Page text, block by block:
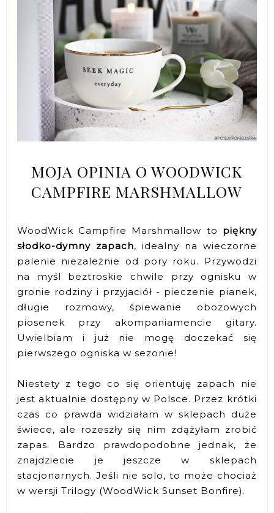
MOJA OPINIA O WOODWICK
CAMPFIRE MARSHMALLOW
WoodWick Campfire Marshmallow to piękny
słodko-dymny zapach, idealny na wieczorne
palenie niezależnie od pory roku. Przywodzi
na myśl beztroskie chwile przy ognisku w
gronie rodziny i przyjaciół - pieczenie pianek,
długie rozmowy, śpiewanie obozowych
piosenek przy akompaniamencie gitary.
Uwielbiam i już nie mogę doczekać się
pierwszego ogniska w sezonie!
Niestety z tego co się orientuję zapach nie
jest aktualnie dostępny w Polsce. Przez krótki
czas co prawda widziałam w sklepach duże
świece, ale rozeszły się nim zdążyłam zrobić
zapas. Bardzo prawdopodobne jednak, że
znajdziecie je jeszcze w sklepach
stacjonarnych. Jeśli nie solo, to może chociaż
w wersji Trilogy (WoodWick Sunset Bonfire).